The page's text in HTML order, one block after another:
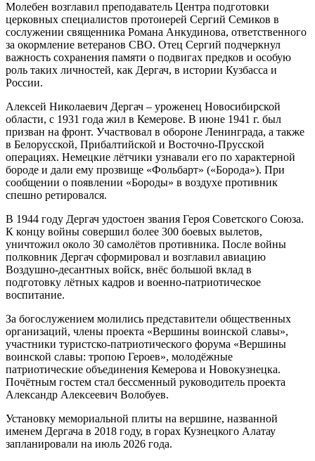
Молебен возглавил преподаватель Центра подготовки
церковных специалистов протоиерей Сергий Семиков в
сослужении священника Романа Анкудинова, ответственного
за окормление ветеранов СВО. Отец Сергий подчеркнул
важность сохранения памяти о подвигах предков и особую
роль таких личностей, как Дергач, в истории Кузбасса и
России.
Алексей Николаевич Дергач – уроженец Новосибирской
области, с 1931 года жил в Кемерове. В июне 1941 г. был
призван на фронт. Участвовал в обороне Ленинграда, а также
в Белорусской, Прибалтийской и Восточно-Прусской
операциях. Немецкие лётчики узнавали его по характерной
бороде и дали ему прозвище «Фольбарт» («Борода»). При
сообщении о появлении «Бороды» в воздухе противник
спешно ретировался.
В 1944 году Дергач удостоен звания Героя Советского Союза.
К концу войны совершил более 300 боевых вылетов,
уничтожил около 30 самолётов противника. После войны
полковник Дергач сформировал и возглавил авиацию
Воздушно-десантных войск, внёс большой вклад в
подготовку лётных кадров и военно-патриотическое
воспитание.
За богослужением молились представители общественных
организаций, члены проекта «Вершины воинской славы»,
участники туристско-патриотического форума «Вершины
воинской славы: тропою Героев», молодёжные
патриотические объединения Кемерова и Новокузнецка.
Почётным гостем стал бессменный руководитель проекта
Александр Алексеевич Волобуев.
Установку мемориальной плиты на вершине, названной
именем Дергача в 2018 году, в горах Кузнецкого Алатау
запланировали на июль 2026 года.